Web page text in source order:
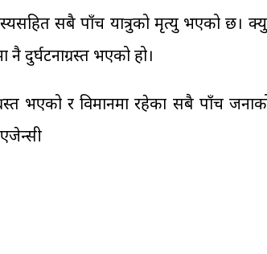
सबै पाँच यात्रुको मृत्यु भएको छ।
नै दुर्घटनाग्रस्त भएको हो।
भएको र विमानमा रहेका सबै पाँच